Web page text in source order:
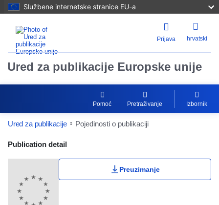
Službene internetske stranice EU-a
Prijava hrvatski
Ured za publikacije Europske unije
Pomoć Pretraživanje Izbornik
Ured za publikacije Pojedinosti o publikaciji
Publication Detail Actions Portlet
Publication detail
Preuzimanje